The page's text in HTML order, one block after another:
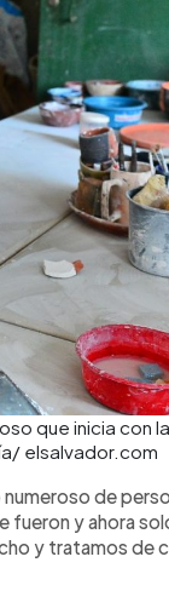
que inicia con
elsalvador.com
de
y ahora
y tratamos de